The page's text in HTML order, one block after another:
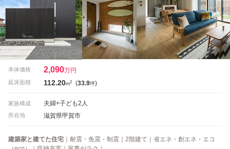
本体価格 2,090万円
延床面積 112.20m2 (33.9坪)
家族構成 夫婦+子ども2人
所在地 滋賀県甲賀市
建築家と建てた住宅 ｜耐震・免震・制震｜2階建て｜省エネ・創エネ・エコ